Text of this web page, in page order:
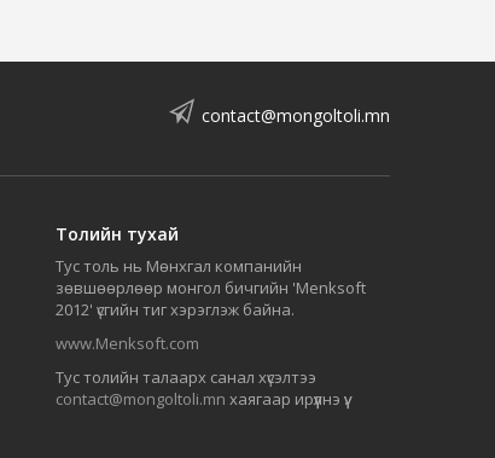
contact@mongoltoli.mn
Толийн тухай
Тус толь нь Мөнхгал компанийн
зөвшөөрлөөр монгол бичгийн 'Menksoft
2012' үсгийн тиг хэрэглэж байна.
www.Menksoft.com
Тус толийн талаарх санал хүсэлтээ
contact@mongoltoli.mn хаягаар ирүүлнэ үү.